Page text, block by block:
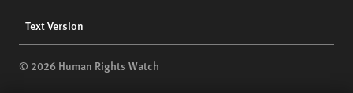
menu
Text Version
© 2026 Human Rights Watch